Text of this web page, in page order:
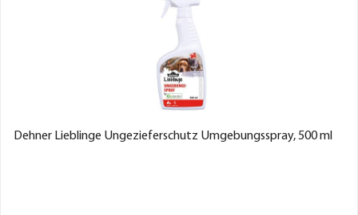
Dehner Lieblinge Ungezieferschutz Umgebungsspray, 500 ml